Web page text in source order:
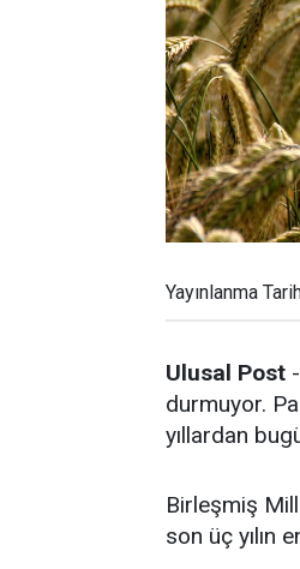
Yayınlanma
Ulusal Post
durmuyor.
yıllardan
Birleşmiş
son üç yılın